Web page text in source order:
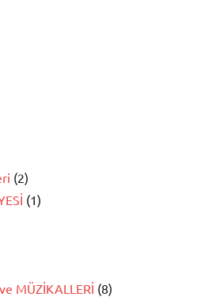
(2)
(1)
MÜZİKALLERİ (8)